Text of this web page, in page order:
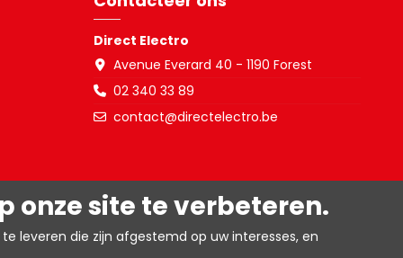
Direct Electro
Avenue Everard 40 - 1190 Forest
02 340 33 89
contact@directelectro.be
onze site te verbeteren.
leveren die zijn afgestemd op uw interesses, en